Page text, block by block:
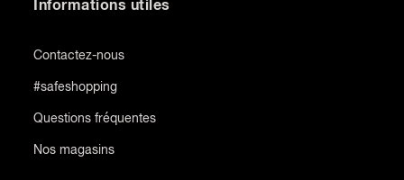
Informations utiles
Contactez-nous
#safeshopping
Questions fréquentes
Nos magasins